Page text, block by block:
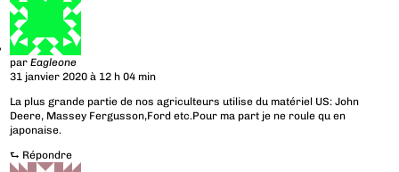
parEagleone
31 janvier 2020 à 12 h 04 min
La plus grande partie de nos agriculteurs utilise du matériel US: John
Deere, Massey Fergusson,Ford etc.Pour ma part je ne roule qu en
japonaise.
⮑ Répondre